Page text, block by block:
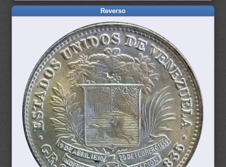
Reverso